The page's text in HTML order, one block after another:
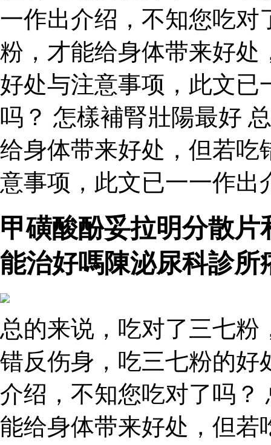
一作出介绍，不知您吃对
粉，才能给身体带来好处
好处与注意事项，此文已
吗？ 怎樣補腎壯陽最好
给身体带来好处，但若吃
意事项，此文已一一作出
甲磺酸酚妥拉明分散
能治好嗎陳泌尿科診所
总的来说，吃对了三七粉
错反伤身，吃三七粉的好
介绍，不知您吃对了吗？
能给身体带来好处，但若